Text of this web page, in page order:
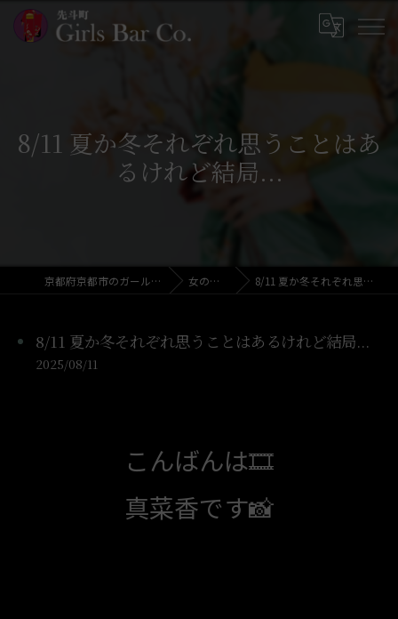
8/11 夏か冬それぞれ思うことはあ
るけれど結局...
京都府京都市のガールズバーならGirls Bar Co. 女の子写メ日記 8/11 夏か冬それぞれ思うことはあるけれど結局...
8/11 夏か冬それぞれ思うことはあるけれど結局...
2025/08/11
こんばんは🎞️
真菜香です📸